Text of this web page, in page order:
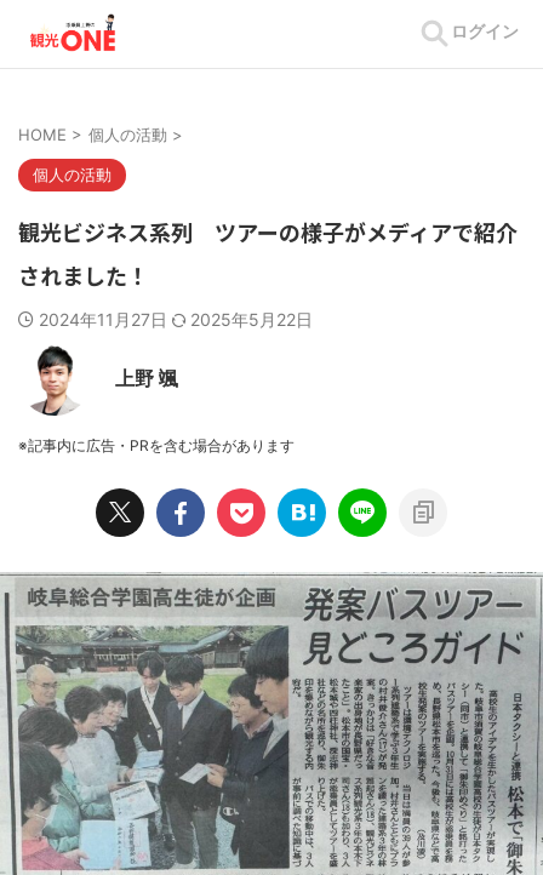
ログイン
HOME > 個人の活動 >
個人の活動
観光ビジネス系列 ツアーの様子がメディアで紹介
されました！
2024年11月27日 2025年5月22日
上野 颯
※記事内に広告・PRを含む場合があります